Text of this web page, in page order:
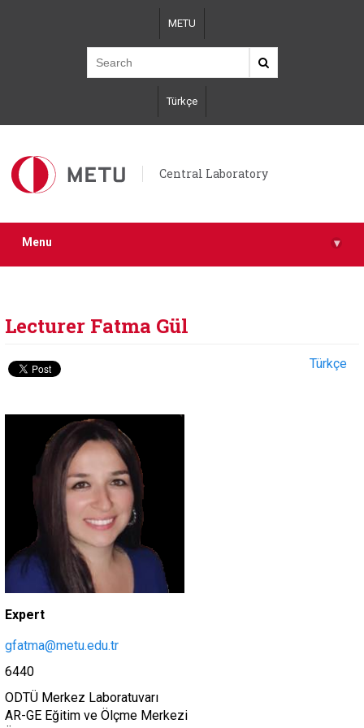
METU
Türkçe
Central Laboratory
Menu ▾
Lecturer Fatma Gül
Türkçe
Expert
gfatma@metu.edu.tr
6440
ODTÜ Merkez Laboratuvarı
AR-GE Eğitim ve Ölçme Merkezi